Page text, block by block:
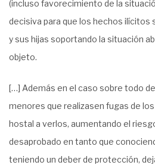
(incluso favorecimiento de la
decisiva para que los hechos ilícitos
y sus hijas soportando la situación
objeto.
[…] Además en el caso sobre todo
menores que realizasen fugas de
hostal a verlos, aumentando el
desaprobado en tanto que
teniendo un deber de protección,